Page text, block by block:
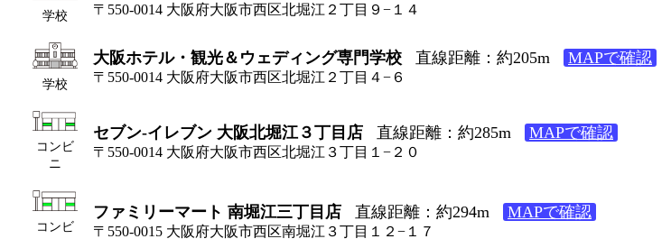
学校 〒550-0014 大阪府大阪市西区北堀江２丁目９−１４
学校
大阪ホテル・観光＆ウェディング専門学校 直線距離：約205m MAPで確認
〒550-0014 大阪府大阪市西区北堀江２丁目４−６
コンビ
ニ
セブン-イレブン 大阪北堀江３丁目店 直線距離：約285m MAPで確認
〒550-0014 大阪府大阪市西区北堀江３丁目１−２０
コンビ
ファミリーマート 南堀江三丁目店 直線距離：約294m MAPで確認
〒550-0015 大阪府大阪市西区南堀江３丁目１２−１７